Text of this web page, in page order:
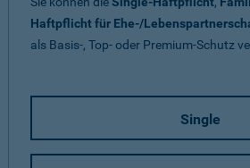
Haftpflicht für Ehe-/
als Basis-, Top- oder Premium-Schutz
Single